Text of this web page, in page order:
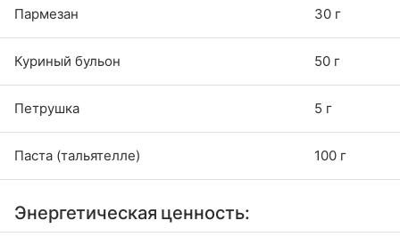
Пармезан 30 г
Куриный бульон 50 г
Петрушка 5 г
Паста (тальятелле) 100 г
Энергетическая ценность: